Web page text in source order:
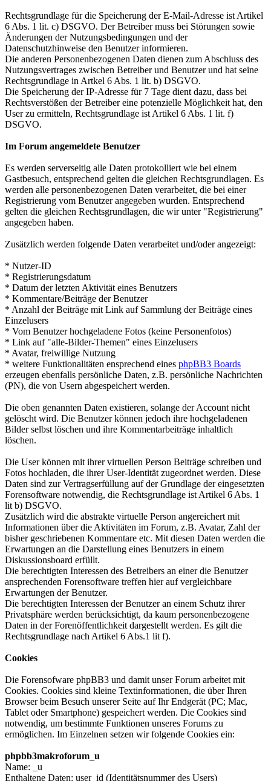
Rechtsgrundlage für die Speicherung der E-Mail-Adresse ist Artikel
6 Abs. 1 lit. c) DSGVO. Der Betreiber muss bei Störungen sowie
Änderungen der Nutzungsbedingungen und der
Datenschutzhinweise den Benutzer informieren.
Die anderen Personenbezogenen Daten dienen zum Abschluss des
Nutzungsvertrages zwischen Betreiber und Benutzer und hat seine
Rechtsgrundlage in Artkel 6 Abs. 1 lit. b) DSGVO.
Die Speicherung der IP-Adresse für 7 Tage dient dazu, dass bei
Rechtsverstößen der Betreiber eine potenzielle Möglichkeit hat, den
User zu ermitteln, Rechtsgrundlage ist Artikel 6 Abs. 1 lit. f)
DSGVO.
Im Forum angemeldete Benutzer
Es werden serverseitig alle Daten protokolliert wie bei einem
Gastbesuch, entsprechend gelten die gleichen Rechtsgrundlagen. Es
werden alle personenbezogenen Daten verarbeitet, die bei einer
Registrierung vom Benutzer angegeben wurden. Entsprechend
gelten die gleichen Rechtsgrundlagen, die wir unter "Registrierung"
angegeben haben.
Zusätzlich werden folgende Daten verarbeitet und/oder angezeigt:
* Nutzer-ID
* Registrierungsdatum
* Datum der letzten Aktivität eines Benutzers
* Kommentare/Beiträge der Benutzer
* Anzahl der Beiträge mit Link auf Sammlung der Beiträge eines
Einzelusers
* Vom Benutzer hochgeladene Fotos (keine Personenfotos)
* Link auf "alle-Bilder-Themen" eines Einzelusers
* Avatar, freiwillige Nutzung
* weitere Funktionalitäten ensprechend eines phpBB3 Boards
erzeugen ebenfalls persönliche Daten, z.B. persönliche Nachrichten
(PN), die von Usern abgespeichert werden.
Die oben genannten Daten existieren, solange der Account nicht
gelöscht wird. Die Benutzer können jedoch ihre hochgeladenen
Bilder selbst löschen und ihre Kommentarbeiträge inhaltlich
löschen.
Die User können mit ihrer virtuellen Person Beiträge schreiben und
Fotos hochladen, die ihrer User-Identität zugeordnet werden. Diese
Daten sind zur Vertragserfüllung auf der Grundlage der eingesetzten
Forensoftware notwendig, die Rechtsgrundlage ist Artikel 6 Abs. 1
lit b) DSGVO.
Zusätzlich wird die abstrakte virtuelle Person angereichert mit
Informationen über die Aktivitäten im Forum, z.B. Avatar, Zahl der
bisher geschriebenen Kommentare etc. Mit diesen Daten werden die
Erwartungen an die Darstellung eines Benutzers in einem
Diskussionsboard erfüllt.
Die berechtigten Interessen des Betreibers an einer die Benutzer
ansprechenden Forensoftware treffen hier auf vergleichbare
Erwartungen der Benutzer.
Die berechtigten Interessen der Benutzer an einem Schutz ihrer
Privatsphäre werden berücksichtigt, da kaum personenbezogene
Daten in der Forenöffentlichkeit dargestellt werden. Es gilt die
Rechtsgrundlage nach Artikel 6 Abs.1 lit f).
Cookies
Die Forensofware phpBB3 und damit unser Forum arbeitet mit
Cookies. Cookies sind kleine Textinformationen, die über Ihren
Browser beim Besuch unserer Seite auf Ihr Endgerät (PC; Mac,
Tablet oder Smartphone) gespeichert werden. Die Cookies sind
notwendig, um bestimmte Funktionen unseres Forums zu
ermöglichen. Im Einzelnen setzen wir folgende Cookies ein:
phpbb3makroforum_u
Name: _u
Enthaltene Daten: user_id (Identitätsnummer des Users)